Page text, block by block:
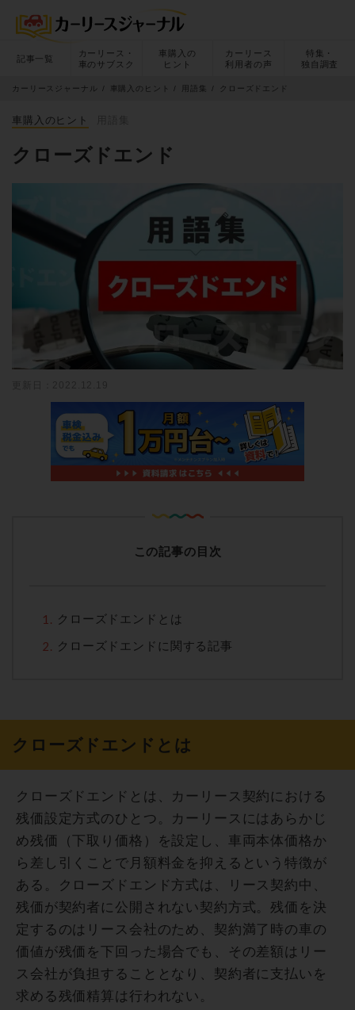
記事一覧
カーリース・
車のサブスク
車購入の
ヒント
カーリース
利用者の声
特集・
独自調査
カーリースジャーナル 車購入のヒント 用語集 クローズドエンド
車購入のヒント
クローズドエンド
この記事の目次
クローズドエンドとは
クローズドエンドに関する記事
クローズドエンドとは
クローズドエンドとは、カーリース契約における
残価設定方式のひとつ。カーリースにはあらかじ
め残価（下取り価格）を設定し、車両本体価格か
ら差し引くことで月額料金を抑えるという特徴が
ある。クローズドエンド方式は、リース契約中、
残価が契約者に公開されない契約方式。残価を決
定するのはリース会社のため、契約満了時の車の
価値が残価を下回った場合でも、その差額はリー
ス会社が負担することとなり、契約者に支払いを
求める残価精算は行われない。